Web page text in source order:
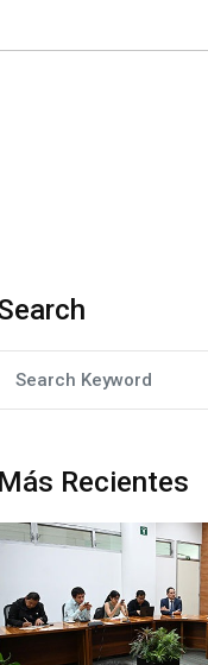
Más Recientes